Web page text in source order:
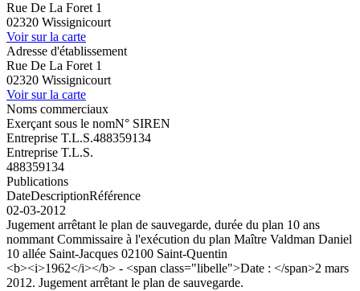
Rue De La Foret 1
02320 Wissignicourt
Voir sur la carte
Adresse d'établissement
Rue De La Foret 1
02320 Wissignicourt
Voir sur la carte
Noms commerciaux
Exerçant sous le nomN° SIREN
Entreprise T.L.S.488359134
Entreprise T.L.S.
488359134
Publications
DateDescriptionRéférence
02-03-2012
Jugement arrêtant le plan de sauvegarde, durée du plan 10 ans
nommant Commissaire à l'exécution du plan Maître Valdman Daniel
10 allée Saint-Jacques 02100 Saint-Quentin
<b><i>1962</i></b> - <span class="libelle">Date : </span>2 mars
2012. Jugement arrêtant le plan de sauvegarde.